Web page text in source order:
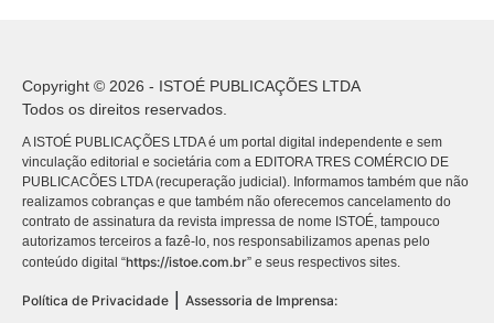
Copyright © 2026 - ISTOÉ PUBLICAÇÕES LTDA
Todos os direitos reservados.
A ISTOÉ PUBLICAÇÕES LTDA é um portal digital independente e sem
vinculação editorial e societária com a EDITORA TRES COMÉRCIO DE
PUBLICACÕES LTDA (recuperação judicial). Informamos também que não
realizamos cobranças e que também não oferecemos cancelamento do
contrato de assinatura da revista impressa de nome ISTOÉ, tampouco
autorizamos terceiros a fazê-lo, nos responsabilizamos apenas pelo
conteúdo digital “https://istoe.com.br” e seus respectivos sites.
Política de Privacidade
Assessoria de Imprensa: